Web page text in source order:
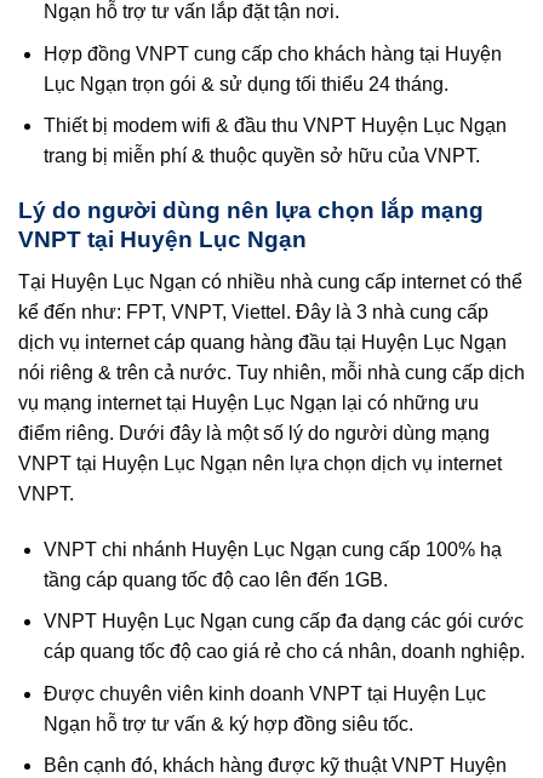
Ngạn hỗ trợ tư vấn lắp đặt tận nơi.
Hợp đồng VNPT cung cấp cho khách hàng tại Huyện
Lục Ngạn trọn gói & sử dụng tối thiểu 24 tháng.
Thiết bị modem wifi & đầu thu VNPT Huyện Lục Ngạn
trang bị miễn phí & thuộc quyền sở hữu của VNPT.
Lý do người dùng nên lựa chọn lắp mạng
VNPT tại Huyện Lục Ngạn
Tại Huyện Lục Ngạn có nhiều nhà cung cấp internet có thể
kể đến như: FPT, VNPT, Viettel. Đây là 3 nhà cung cấp
dịch vụ internet cáp quang hàng đầu tại Huyện Lục Ngạn
nói riêng & trên cả nước. Tuy nhiên, mỗi nhà cung cấp dịch
vụ mạng internet tại Huyện Lục Ngạn lại có những ưu
điểm riêng. Dưới đây là một số lý do người dùng mạng
VNPT tại Huyện Lục Ngạn nên lựa chọn dịch vụ internet
VNPT.
VNPT chi nhánh Huyện Lục Ngạn cung cấp 100% hạ
tầng cáp quang tốc độ cao lên đến 1GB.
VNPT Huyện Lục Ngạn cung cấp đa dạng các gói cước
cáp quang tốc độ cao giá rẻ cho cá nhân, doanh nghiệp.
Được chuyên viên kinh doanh VNPT tại Huyện Lục
Ngạn hỗ trợ tư vấn & ký hợp đồng siêu tốc.
Bên cạnh đó, khách hàng được kỹ thuật VNPT Huyện